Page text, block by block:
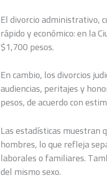
El divorcio administrativo,
rápido y económico: en la
$1,700 pesos.
En cambio, los divorcios
audiencias, peritajes y
pesos, de acuerdo con
Las estadísticas muestran
hombres, lo que refleja
laborales o familiares.
del mismo sexo.